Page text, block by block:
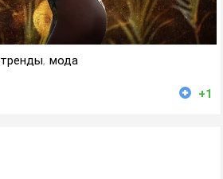
тренды, мода
+1